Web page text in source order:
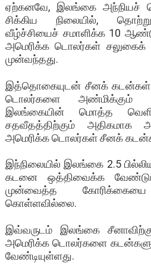
ஏற்கனவே, இலங்கை அந்நியச்
சிக்கிய நிலையில்,
வீழ்ச்சியைச் சமாளிக்க 10
அமெரிக்க டொலர்கள்
முன்வந்தது.
இத்தொகையுடன் சீனக் கடன்கள்
டொலர்களை அண்மிக்கும்
இலங்கையின் மொத்த
சதவீதத்திற்கும் அதிகமாக
அமெரிக்க டொலர்கள் சீனக்
இந்நிலையில் இலங்கை 2.5
கடனை ஒத்திவைக்க
முன்வைத்த
கொள்ளவில்லை.
இவ்வருடம் இலங்கை
அமெரிக்க டொலர்களை
வேண்டியுள்ளது.